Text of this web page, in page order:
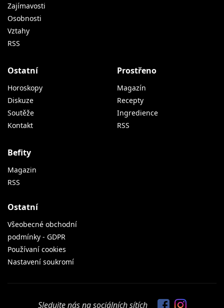
Zajímavosti
Osobnosti
Vztahy
RSS
Ostatní
Horoskopy
Diskuze
Soutěže
Kontakt
Prostřeno
Magazín
Recepty
Ingredience
RSS
Befity
Magazin
RSS
Ostatní
Všeobecné obchodní
podmínky - GDPR
Používaní cookies
Nastavení soukromí
Sledujte nás na sociálních sítích